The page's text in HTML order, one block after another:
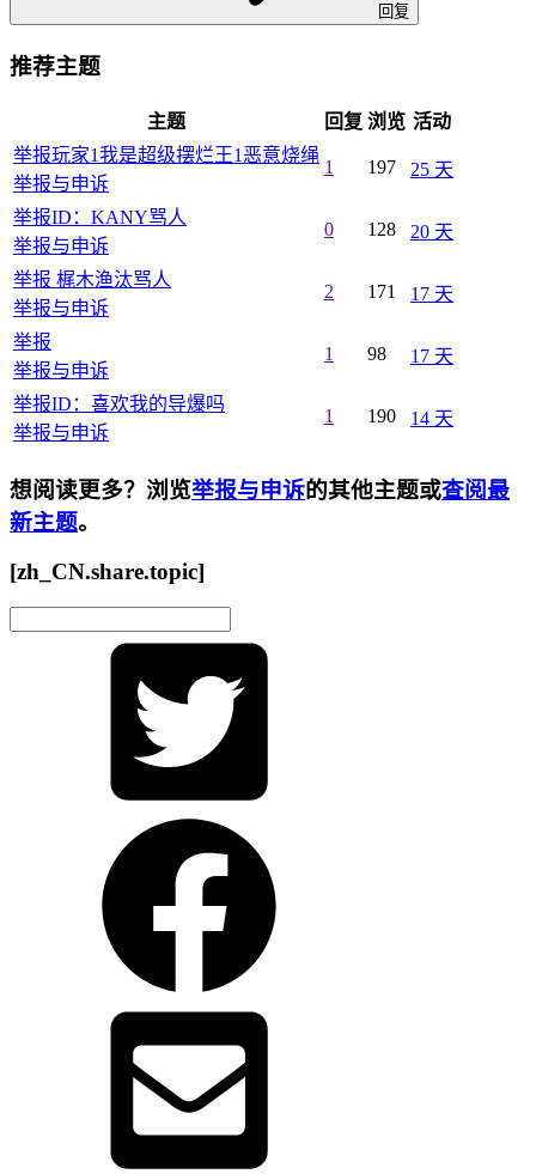
回复
推荐主题
主题 回复 浏览 活动
举报玩家1我是超级摆烂王1恶意烧绳
举报与申诉
1 197 25 天
举报ID：KANY骂人
举报与申诉
0 128 20 天
举报 梶木渔汰骂人
举报与申诉
2 171 17 天
举报
举报与申诉
1 98 17 天
举报ID：喜欢我的导爆吗
举报与申诉
1 190 14 天
想阅读更多？浏览举报与申诉的其他主题或查阅最
新主题。
[zh_CN.share.topic]